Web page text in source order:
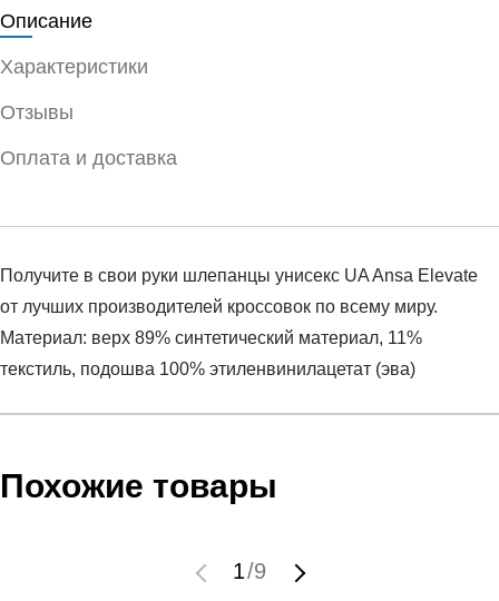
Описание
Характеристики
Отзывы
Оплата и доставка
Получите в свои руки шлепанцы унисекс UA Ansa Elevate
от лучших производителей кроссовок по всему миру.
Материал: верх 89% синтетический материал, 11%
текстиль, подошва 100% этиленвинилацетат (эва)
Elevate SL
UA U Ansa Elevate SL
Инструкция по оплате есть в самом конце счета, который
мы не увидим Вашу оплату.
Похожие товары
1/9